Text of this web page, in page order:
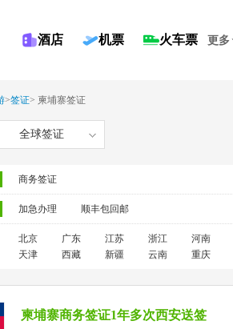
酒店 机票 火车票 更多
>签证> 柬埔寨签证
全球签证
商务签证
加急办理 顺丰包回邮
北京 广东 江苏 浙江
河南
天津 西藏 新疆 云南 重庆
柬埔寨商务签证1年多次西安送签